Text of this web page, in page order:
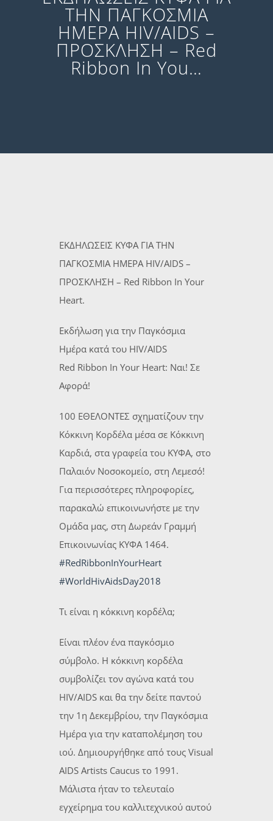
ΤΗΝ ΠΑΓΚΟΣΜΙΑ
HΜΕΡΑ HIV/AIDS –
ΠΡΟΣΚΛΗΣΗ – Red
Ribbon In You…
ΕΚΔΗΛΩΣΕΙΣ ΚΥΦΑ ΓΙΑ ΤΗΝ
ΠΑΓΚΟΣΜΙΑ HΜΕΡΑ HIV/AIDS –
ΠΡΟΣΚΛΗΣΗ – Red Ribbon In Your
Heart.
Εκδήλωση για την Παγκόσμια
Ημέρα κατά του HIV/AIDS
Red Ribbon In Your Heart: Ναι! Σε
Αφορά!
100 ΕΘΕΛΟΝΤΕΣ σχηματίζουν την
Κόκκινη Κορδέλα μέσα σε Κόκκινη
Καρδιά, στα γραφεία του ΚΥΦΑ, στο
Παλαιόν Νοσοκομείο, στη Λεμεσό!
Για περισσότερες πληροφορίες,
παρακαλώ επικοινωνήστε με την
Ομάδα μας, στη Δωρεάν Γραμμή
Επικοινωνίας ΚΥΦΑ 1464.
#RedRibbonInYourHeart
#WorldHivAidsDay2018
Τι είναι η κόκκινη κορδέλα;
Είναι πλέον ένα παγκόσμιο
σύμβολο. Η κόκκινη κορδέλα
συμβολίζει τον αγώνα κατά του
HIV/AIDS και θα την δείτε παντού
την 1η Δεκεμβρίου, την Παγκόσμια
Ημέρα για την καταπολέμηση του
ιού. Δημιουργήθηκε από τους Visual
AIDS Artists Caucus το 1991.
Μάλιστα ήταν το τελευταίο
εγχείρημα του καλλιτεχνικού αυτού